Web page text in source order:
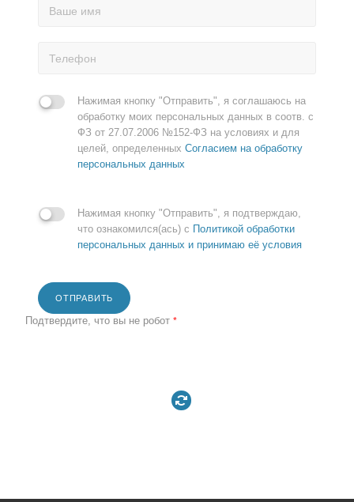
Нажимая кнопку "Отправить", я соглашаюсь на
обработку моих персональных данных в соотв. с
ФЗ от 27.07.2006 №152-ФЗ на условиях и для
целей, определенных Согласием на обработку
персональных данных
Нажимая кнопку "Отправить", я подтверждаю,
что ознакомился(ась) с Политикой обработки
персональных данных и принимаю её условия
ОТПРАВИТЬ
Подтвердите, что вы не робот *